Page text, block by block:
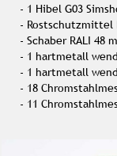
- 1 Hibel G03
- Rostschutzmittel
- Schaber RALI 48
- 1 hartmetall
- 1 hartmetall
- 18
- 11